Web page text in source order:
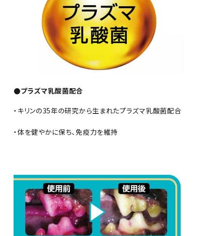
●プラズマ乳酸菌配合
・キリンの35年の研究から生まれたプラズマ乳酸菌配合
・体を健やかに保ち、免疫力を維持